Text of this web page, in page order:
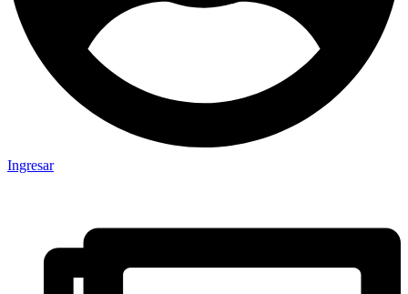
Ingresar